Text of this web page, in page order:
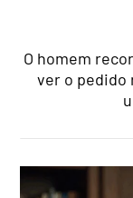
O homem
ver o pedido